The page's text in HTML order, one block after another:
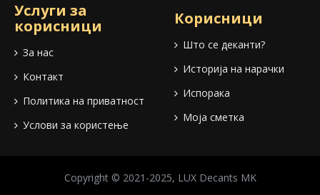
Услуги за
корисници
За нас
Контакт
Политика на приватност
Услови за користење
Корисници
Што се деканти?
Историја на нарачки
Испорака
Моја сметка
Copyright © 2021-2025, LUX Decants MK